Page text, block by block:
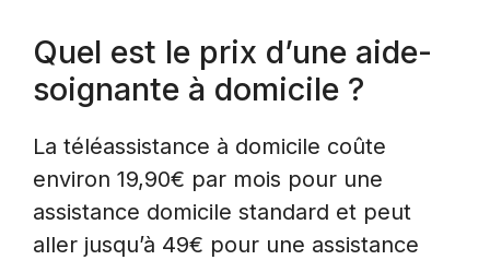
Quel est le prix d’une aide-
soignante à domicile ?
La téléassistance à domicile coûte
environ 19,90€ par mois pour une
assistance domicile standard et peut
aller jusqu’à 49€ pour une assistance